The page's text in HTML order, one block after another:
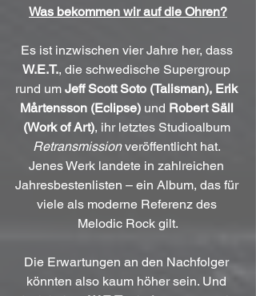
Was bekommen wir auf die Ohren?
Es ist inzwischen vier Jahre her, dass
W.E.T., die schwedische Supergroup
rund um Jeff Scott Soto (Talisman), Erik
Mårtensson (Eclipse) und Robert Säll
(Work of Art), ihr letztes Studioalbum
Retransmission veröffentlicht hat.
Jenes Werk landete in zahlreichen
Jahresbestenlisten – ein Album, das für
viele als moderne Referenz des
Melodic Rock gilt.
Die Erwartungen an den Nachfolger
könnten also kaum höher sein. Und